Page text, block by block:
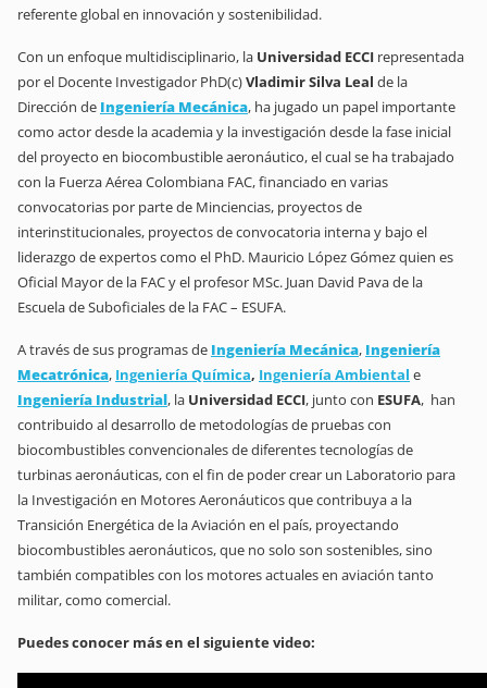
referente global en innovación y sostenibilidad.
Con un enfoque multidisciplinario, la Universidad ECCI representada
por el Docente Investigador PhD(c)Vladimir Silva Leal de la
Dirección de Ingeniería Mecánica, ha jugado un papel importante
como actor desde la academia y la investigación desde la fase inicial
del proyecto en biocombustible aeronáutico, el cual se ha trabajado
con la Fuerza Aérea Colombiana FAC, financiado en varias
convocatorias por parte de Minciencias, proyectos de
interinstitucionales, proyectos de convocatoria interna y bajo el
liderazgo de expertos como el PhD. Mauricio López Gómez quien es
Oficial Mayor de la FAC y el profesor MSc. Juan David Pava de la
Escuela de Suboficiales de la FAC – ESUFA.
A través de sus programas de Ingeniería Mecánica, Ingeniería
Mecatrónica, Ingeniería Química, Ingeniería Ambiental e
Ingeniería Industrial, la Universidad ECCI, junto con ESUFA, han
contribuido al desarrollo de metodologías de pruebas con
biocombustibles convencionales de diferentes tecnologías de
turbinas aeronáuticas, con el fin de poder crear un Laboratorio para
la Investigación en Motores Aeronáuticos que contribuya a la
Transición Energética de la Aviación en el país, proyectando
biocombustibles aeronáuticos, que no solo son sostenibles, sino
también compatibles con los motores actuales en aviación tanto
militar, como comercial.
Puedes conocer más en el siguiente video: